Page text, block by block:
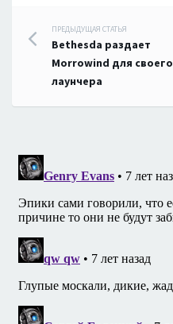
Навигация
по
записям
ПРЕДЫДУЩАЯ СТАТЬЯ
Bethesda раздает
Morrowind для своего
лаунчера